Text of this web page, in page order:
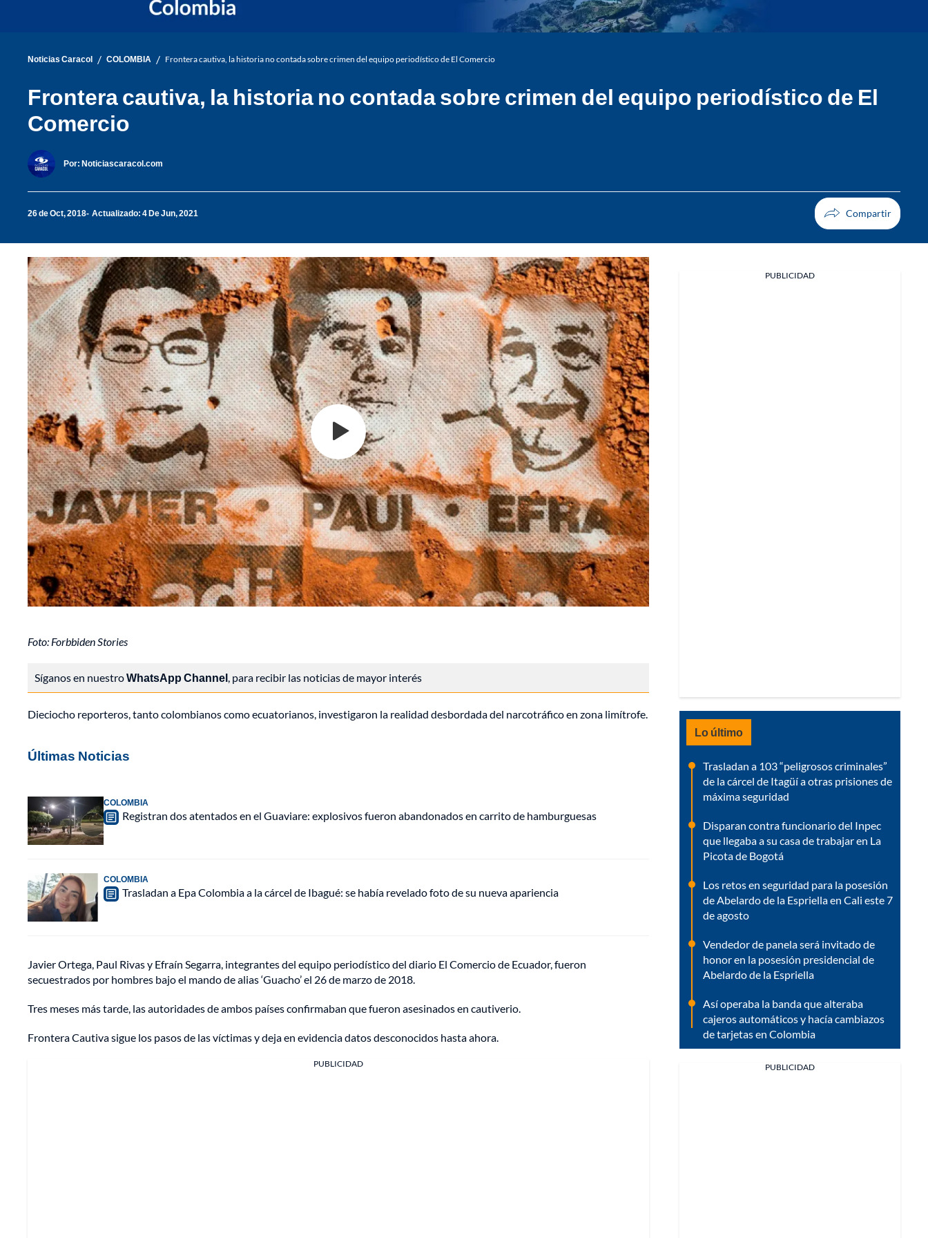
Noticias Caracol / COLOMBIA / Frontera cautiva, la historia no contada sobre crimen del equipo periodístico de El Comercio
Frontera cautiva, la historia no contada sobre crimen del equipo periodístico de El
Comercio
Por: Noticiascaracol.com
26 de Oct, 2018 Actualizado: 4 De Jun, 2021
Foto: Forbbiden Stories
Síganos en nuestroWhatsApp Channel, para recibir las noticias de mayor interés
Dieciocho reporteros, tanto colombianos como ecuatorianos, investigaron la realidad desbordada del narcotráfico en zona limítrofe.
Últimas Noticias
COLOMBIA
Registran dos atentados en el Guaviare: explosivos fueron abandonados en carrito de hamburguesas
COLOMBIA
Trasladan a Epa Colombia a la cárcel de Ibagué: se había revelado foto de su nueva apariencia
Javier Ortega, Paul Rivas y Efraín Segarra, integrantes del equipo periodístico del diario El Comercio de Ecuador, fueron
secuestrados por hombres bajo el mando de alias ‘Guacho’ el 26 de marzo de 2018.
Tres meses más tarde, las autoridades de ambos países confirmaban que fueron asesinados en cautiverio.
Frontera Cautiva sigue los pasos de las víctimas y deja en evidencia datos desconocidos hasta ahora.
PUBLICIDAD
PUBLICIDAD
Lo último
Trasladan a 103 “peligrosos criminales”
de la cárcel de Itagüí a otras prisiones de
máxima seguridad
Disparan contra funcionario del Inpec
que llegaba a su casa de trabajar en La
Picota de Bogotá
Los retos en seguridad para la posesión
de Abelardo de la Espriella en Cali este 7
de agosto
Vendedor de panela será invitado de
honor en la posesión presidencial de
Abelardo de la Espriella
Así operaba la banda que alteraba
cajeros automáticos y hacía cambiazos
de tarjetas en Colombia
PUBLICIDAD